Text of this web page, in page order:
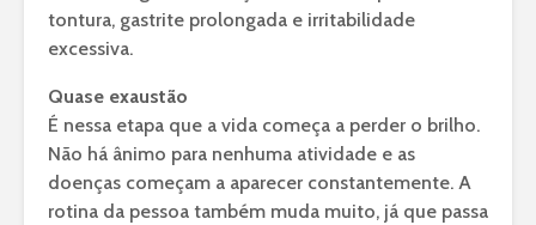
tontura, gastrite prolongada e irritabilidade
excessiva.
Quase exaustão
É nessa etapa que a vida começa a perder o brilho.
Não há ânimo para nenhuma atividade e as
doenças começam a aparecer constantemente. A
rotina da pessoa também muda muito, já que passa